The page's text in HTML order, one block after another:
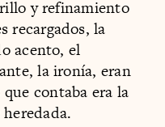
y refinamiento
recargados, la
acento, el
la ironía, eran
contaba era la